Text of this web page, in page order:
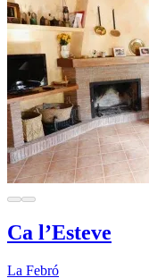
Ca l’Esteve
La Febró